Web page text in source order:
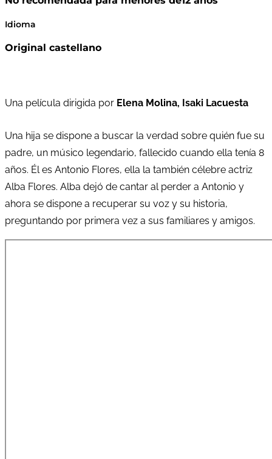
Idioma
Original castellano
Una película dirigida por Elena Molina, Isaki Lacuesta
Una hija se dispone a buscar la verdad sobre quién fue su
padre, un músico legendario, fallecido cuando ella tenía 8
años. Él es Antonio Flores, ella la también célebre actriz
Alba Flores. Alba dejó de cantar al perder a Antonio y
ahora se dispone a recuperar su voz y su historia,
preguntando por primera vez a sus familiares y amigos.